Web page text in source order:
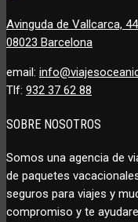
Avinguda de Vallcarca, 44
08023 Barcelona
email:
Tlf: 932 37 62 88
SOBRE NOSOTROS
Somos una agencia de
de paquetes
seguros para viajes y
compromiso y te